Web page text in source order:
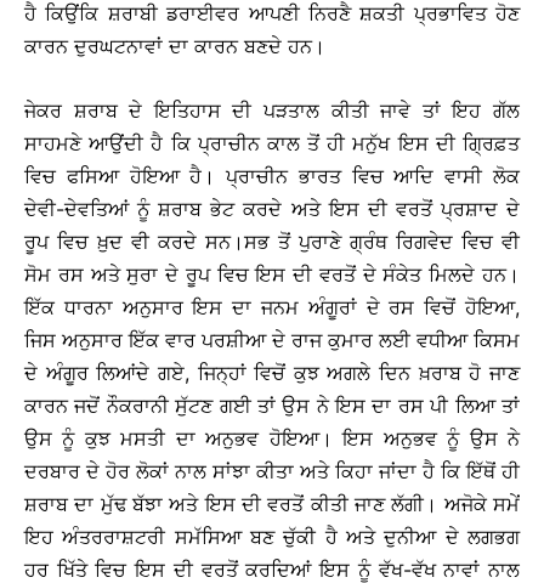
ਹੈ ਕਿਉਂਕਿ ਸ਼ਰਾਬੀ ਡਰਾਈਵਰ ਆਪਣੀ ਨਿਰਣੈ ਸ਼ਕਤੀ ਪ੍ਰਭਾਵਿਤ ਹੋਣ
ਕਾਰਨ ਦੁਰਘਟਨਾਵਾਂ ਦਾ ਕਾਰਨ ਬਣਦੇ ਹਨ।
ਜੇਕਰ ਸ਼ਰਾਬ ਦੇ ਇਤਿਹਾਸ ਦੀ ਪੜਤਾਲ ਕੀਤੀ ਜਾਵੇ ਤਾਂ ਇਹ ਗੱਲ
ਸਾਹਮਣੇ ਆਉਂਦੀ ਹੈ ਕਿ ਪ੍ਰਾਚੀਨ ਕਾਲ ਤੋਂ ਹੀ ਮਨੁੱਖ ਇਸ ਦੀ ਗ੍ਰਿਫ਼ਤ
ਵਿਚ ਫਸਿਆ ਹੋਇਆ ਹੈ। ਪ੍ਰਾਚੀਨ ਭਾਰਤ ਵਿਚ ਆਦਿ ਵਾਸੀ ਲੋਕ
ਦੇਵੀ-ਦੇਵਤਿਆਂ ਨੂੰ ਸ਼ਰਾਬ ਭੇਟ ਕਰਦੇ ਅਤੇ ਇਸ ਦੀ ਵਰਤੋਂ ਪ੍ਰਸ਼ਾਦ ਦੇ
ਰੂਪ ਵਿਚ ਖ਼ੁਦ ਵੀ ਕਰਦੇ ਸਨ।ਸਭ ਤੋਂ ਪੁਰਾਣੇ ਗ੍ਰੰਥ ਰਿਗਵੇਦ ਵਿਚ ਵੀ
ਸੋਮ ਰਸ ਅਤੇ ਸੁਰਾ ਦੇ ਰੂਪ ਵਿਚ ਇਸ ਦੀ ਵਰਤੋਂ ਦੇ ਸੰਕੇਤ ਮਿਲਦੇ ਹਨ।
ਇੱਕ ਧਾਰਨਾ ਅਨੁਸਾਰ ਇਸ ਦਾ ਜਨਮ ਅੰਗੂਰਾਂ ਦੇ ਰਸ ਵਿਚੋਂ ਹੋਇਆ,
ਜਿਸ ਅਨੁਸਾਰ ਇੱਕ ਵਾਰ ਪਰਸ਼ੀਆ ਦੇ ਰਾਜ ਕੁਮਾਰ ਲਈ ਵਧੀਆ ਕਿਸਮ
ਦੇ ਅੰਗੂਰ ਲਿਆਂਦੇ ਗਏ, ਜਿਨ੍ਹਾਂ ਵਿਚੋਂ ਕੁਝ ਅਗਲੇ ਦਿਨ ਖ਼ਰਾਬ ਹੋ ਜਾਣ
ਕਾਰਨ ਜਦੋਂ ਨੌਕਰਾਨੀ ਸੁੱਟਣ ਗਈ ਤਾਂ ਉਸ ਨੇ ਇਸ ਦਾ ਰਸ ਪੀ ਲਿਆ ਤਾਂ
ਉਸ ਨੂੰ ਕੁਝ ਮਸਤੀ ਦਾ ਅਨੁਭਵ ਹੋਇਆ। ਇਸ ਅਨੁਭਵ ਨੂੰ ਉਸ ਨੇ
ਦਰਬਾਰ ਦੇ ਹੋਰ ਲੋਕਾਂ ਨਾਲ ਸਾਂਝਾ ਕੀਤਾ ਅਤੇ ਕਿਹਾ ਜਾਂਦਾ ਹੈ ਕਿ ਇੱਥੋਂ ਹੀ
ਸ਼ਰਾਬ ਦਾ ਮੁੱਢ ਬੱਝਾ ਅਤੇ ਇਸ ਦੀ ਵਰਤੋਂ ਕੀਤੀ ਜਾਣ ਲੱਗੀ। ਅਜੋਕੇ ਸਮੇਂ
ਇਹ ਅੰਤਰਰਾਸ਼ਟਰੀ ਸਮੱਸਿਆ ਬਣ ਚੁੱਕੀ ਹੈ ਅਤੇ ਦੁਨੀਆ ਦੇ ਲਗਭਗ
ਹਰ ਖਿੱਤੇ ਵਿਚ ਇਸ ਦੀ ਵਰਤੋਂ ਕਰਦਿਆਂ ਇਸ ਨੂੰ ਵੱਖ-ਵੱਖ ਨਾਵਾਂ ਨਾਲ